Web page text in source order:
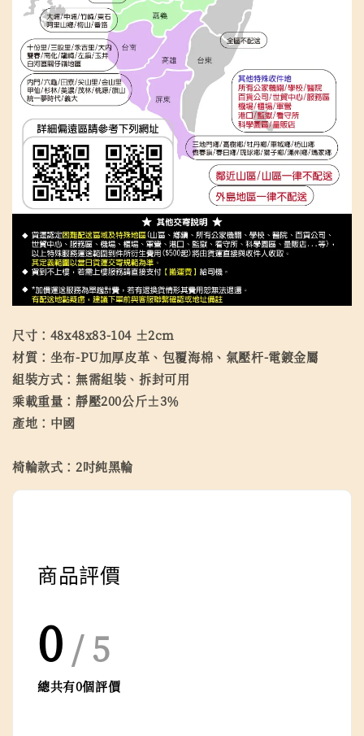
尺寸：48x48x83-104 ±2cm
材質：坐布-PU加厚皮革、包覆海棉、氣壓杆-電鍍金屬
組裝方式：無需組裝、拆封可用
乘載重量：靜壓200公斤±3％
產地：中國
椅輪款式：2吋純黑輪
商品評價
0 / 5
總共有0個評價